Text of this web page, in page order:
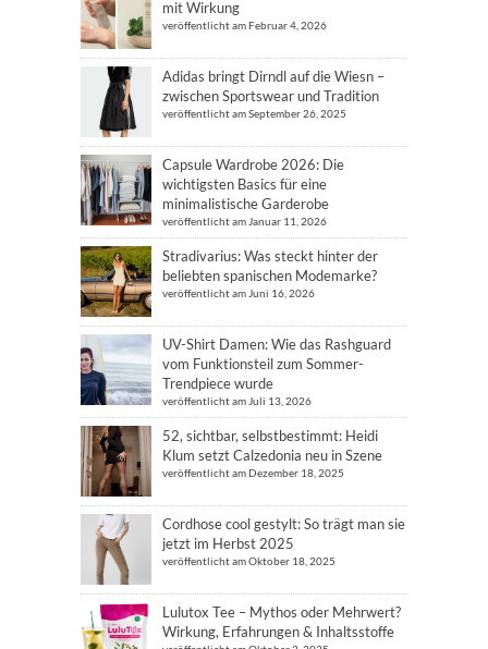
mit Wirkung
veröffentlicht am Februar 4, 2026
Adidas bringt Dirndl auf die Wiesn –
zwischen Sportswear und Tradition
veröffentlicht am September 26, 2025
Capsule Wardrobe 2026: Die
wichtigsten Basics für eine
minimalistische Garderobe
veröffentlicht am Januar 11, 2026
Stradivarius: Was steckt hinter der
beliebten spanischen Modemarke?
veröffentlicht am Juni 16, 2026
UV-Shirt Damen: Wie das Rashguard
vom Funktionsteil zum Sommer-
Trendpiece wurde
veröffentlicht am Juli 13, 2026
52, sichtbar, selbstbestimmt: Heidi
Klum setzt Calzedonia neu in Szene
veröffentlicht am Dezember 18, 2025
Cordhose cool gestylt: So trägt man sie
jetzt im Herbst 2025
veröffentlicht am Oktober 18, 2025
Lulutox Tee – Mythos oder Mehrwert?
Wirkung, Erfahrungen & Inhaltsstoffe